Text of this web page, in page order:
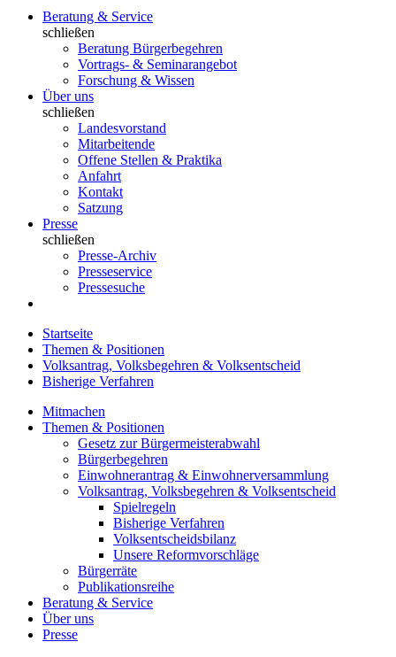
Beratung & Service
schließen
Beratung Bürgerbegehren
Vortrags- & Seminarangebot
Forschung & Wissen
Über uns
schließen
Landesvorstand
Mitarbeitende
Offene Stellen & Praktika
Anfahrt
Kontakt
Satzung
Presse
schließen
Presse-Archiv
Presseservice
Pressesuche
Startseite
Themen & Positionen
Volksantrag, Volksbegehren & Volksentscheid
Bisherige Verfahren
Mitmachen
Themen & Positionen
Gesetz zur Bürgermeisterabwahl
Bürgerbegehren
Einwohnerantrag & Einwohnerversammlung
Volksantrag, Volksbegehren & Volksentscheid
Spielregeln
Bisherige Verfahren
Volksentscheidsbilanz
Unsere Reformvorschläge
Bürgerräte
Publikationsreihe
Beratung & Service
Über uns
Presse